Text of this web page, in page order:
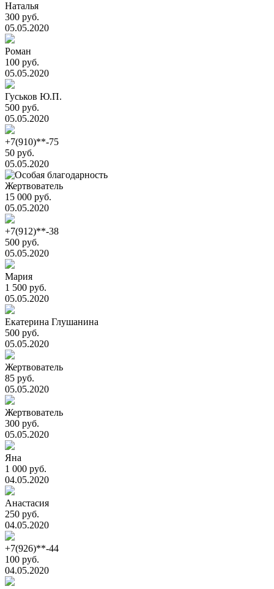
Наталья
300 руб.
05.05.2020
Роман
100 руб.
05.05.2020
Гуськов Ю.П.
500 руб.
05.05.2020
+7(910)**-75
50 руб.
05.05.2020
Жертвователь
15 000 руб.
05.05.2020
+7(912)**-38
500 руб.
05.05.2020
Мария
1 500 руб.
05.05.2020
Екатерина Глушанина
500 руб.
05.05.2020
Жертвователь
85 руб.
05.05.2020
Жертвователь
300 руб.
05.05.2020
Яна
1 000 руб.
04.05.2020
Анастасия
250 руб.
04.05.2020
+7(926)**-44
100 руб.
04.05.2020